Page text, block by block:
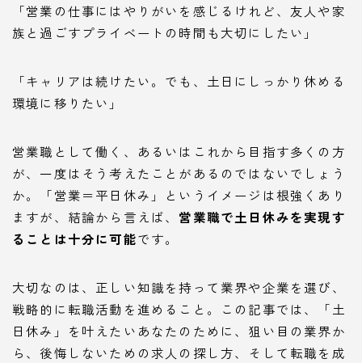
「営業の仕事にはやりがいを感じるけれど、友人や家
族と過ごすプライベートの時間も大切にしたい」
「キャリアは続けたい。でも、土日にしっかり休める
環境に移りたい」
営業職として働く、あるいはこれから目指す多くの方
が、一度はそう考えたことがあるのではないでしょう
か。「営業＝平日休み」というイメージは根強くあり
ますが、結論から言えば、 営業職で土日休みを実現す
ることは十分に可能です。
大切なのは、正しい知識を持って業界や企業を選び、
戦略的に転職活動を進めること。この記事では、「土
日休み」を叶えたいあなたのために、狙い目の業界か
ら、後悔しないための求人の探し方、そして転職を成